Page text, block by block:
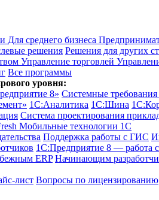
Для среднего бизнеса
решения Решения для других
Управление торговлей
Все программы
уровня:
8» Системные
1C:Аналитика 1С:Шина
Система проектирования
Мобильные технологии 1С
Поддержка работы с ГИС
1С:Предприятие 8 — работа
ERP Начинающим
лист Вопросы по лицензированию